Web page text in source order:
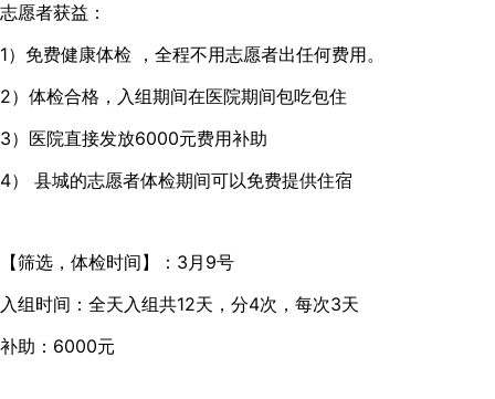
志愿者获益：
1）免费健康体检 ，全程不用志愿者出任何费用。
2）体检合格，入组期间在医院期间包吃包住
3）医院直接发放6000元费用补助
4） 县城的志愿者体检期间可以免费提供住宿
【筛选，体检时间】：3月9号
入组时间：全天入组共12天，分4次，每次3天
补助：6000元